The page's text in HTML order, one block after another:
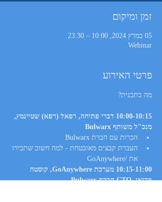
זמן ומיקום
05 במרץ 2024, 10:00 – 23:30
Webinar
פרטי האירוע
מה בתכנית?
10:00-10:15 דברי פתיחה, רפאל (רפא) שטיינמץ,
מנכ"ל משותף Bulwarx
הכרות עם חברת Bulwarx
העברת קבצים מאובטחת - למה חשוב שתכירו
את /GoAnywhere
10:15-11:00 מערכת GoAnywhere, קוסטה
מריאן, CTO חברת Bulwarx